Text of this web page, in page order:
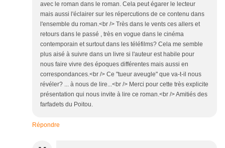
avec le roman dans le roman. Cela peut égarer le lecteur
mais aussi l'éclairer sur les répercutions de ce contenu dans
l'ensemble du roman.<br /> Très dans le vents ces allers et
retours dans le passé , très en vogue dans le cinéma
contemporain et surtout dans les téléfilms? Cela me semble
plus aisé à suivre dans un livre si l'auteur est habile pour
nous faire vivre des époques différentes mais aussi en
correspondances.<br /> Ce "tueur aveugle" que va-t-il nous
révéler? ... à nous de lire...<br /> Merci pour cette très explicite
présentation qui nous invite à lire ce roman.<br /> Amitiés des
farfadets du Poitou.
Répondre